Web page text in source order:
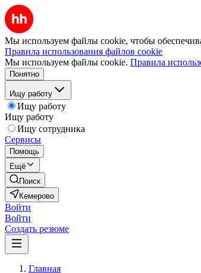
Мы используем файлы cookie, чтобы
Правила использования файлов cookie
Мы используем файлы cookie. Правила
Понятно
Ищу работу
Ищу работу
Ищу работу
Ищу сотрудника
Сервисы
Помощь
Ещё
Поиск
Кемерово
Войти
Войти
Создать резюме
Главная